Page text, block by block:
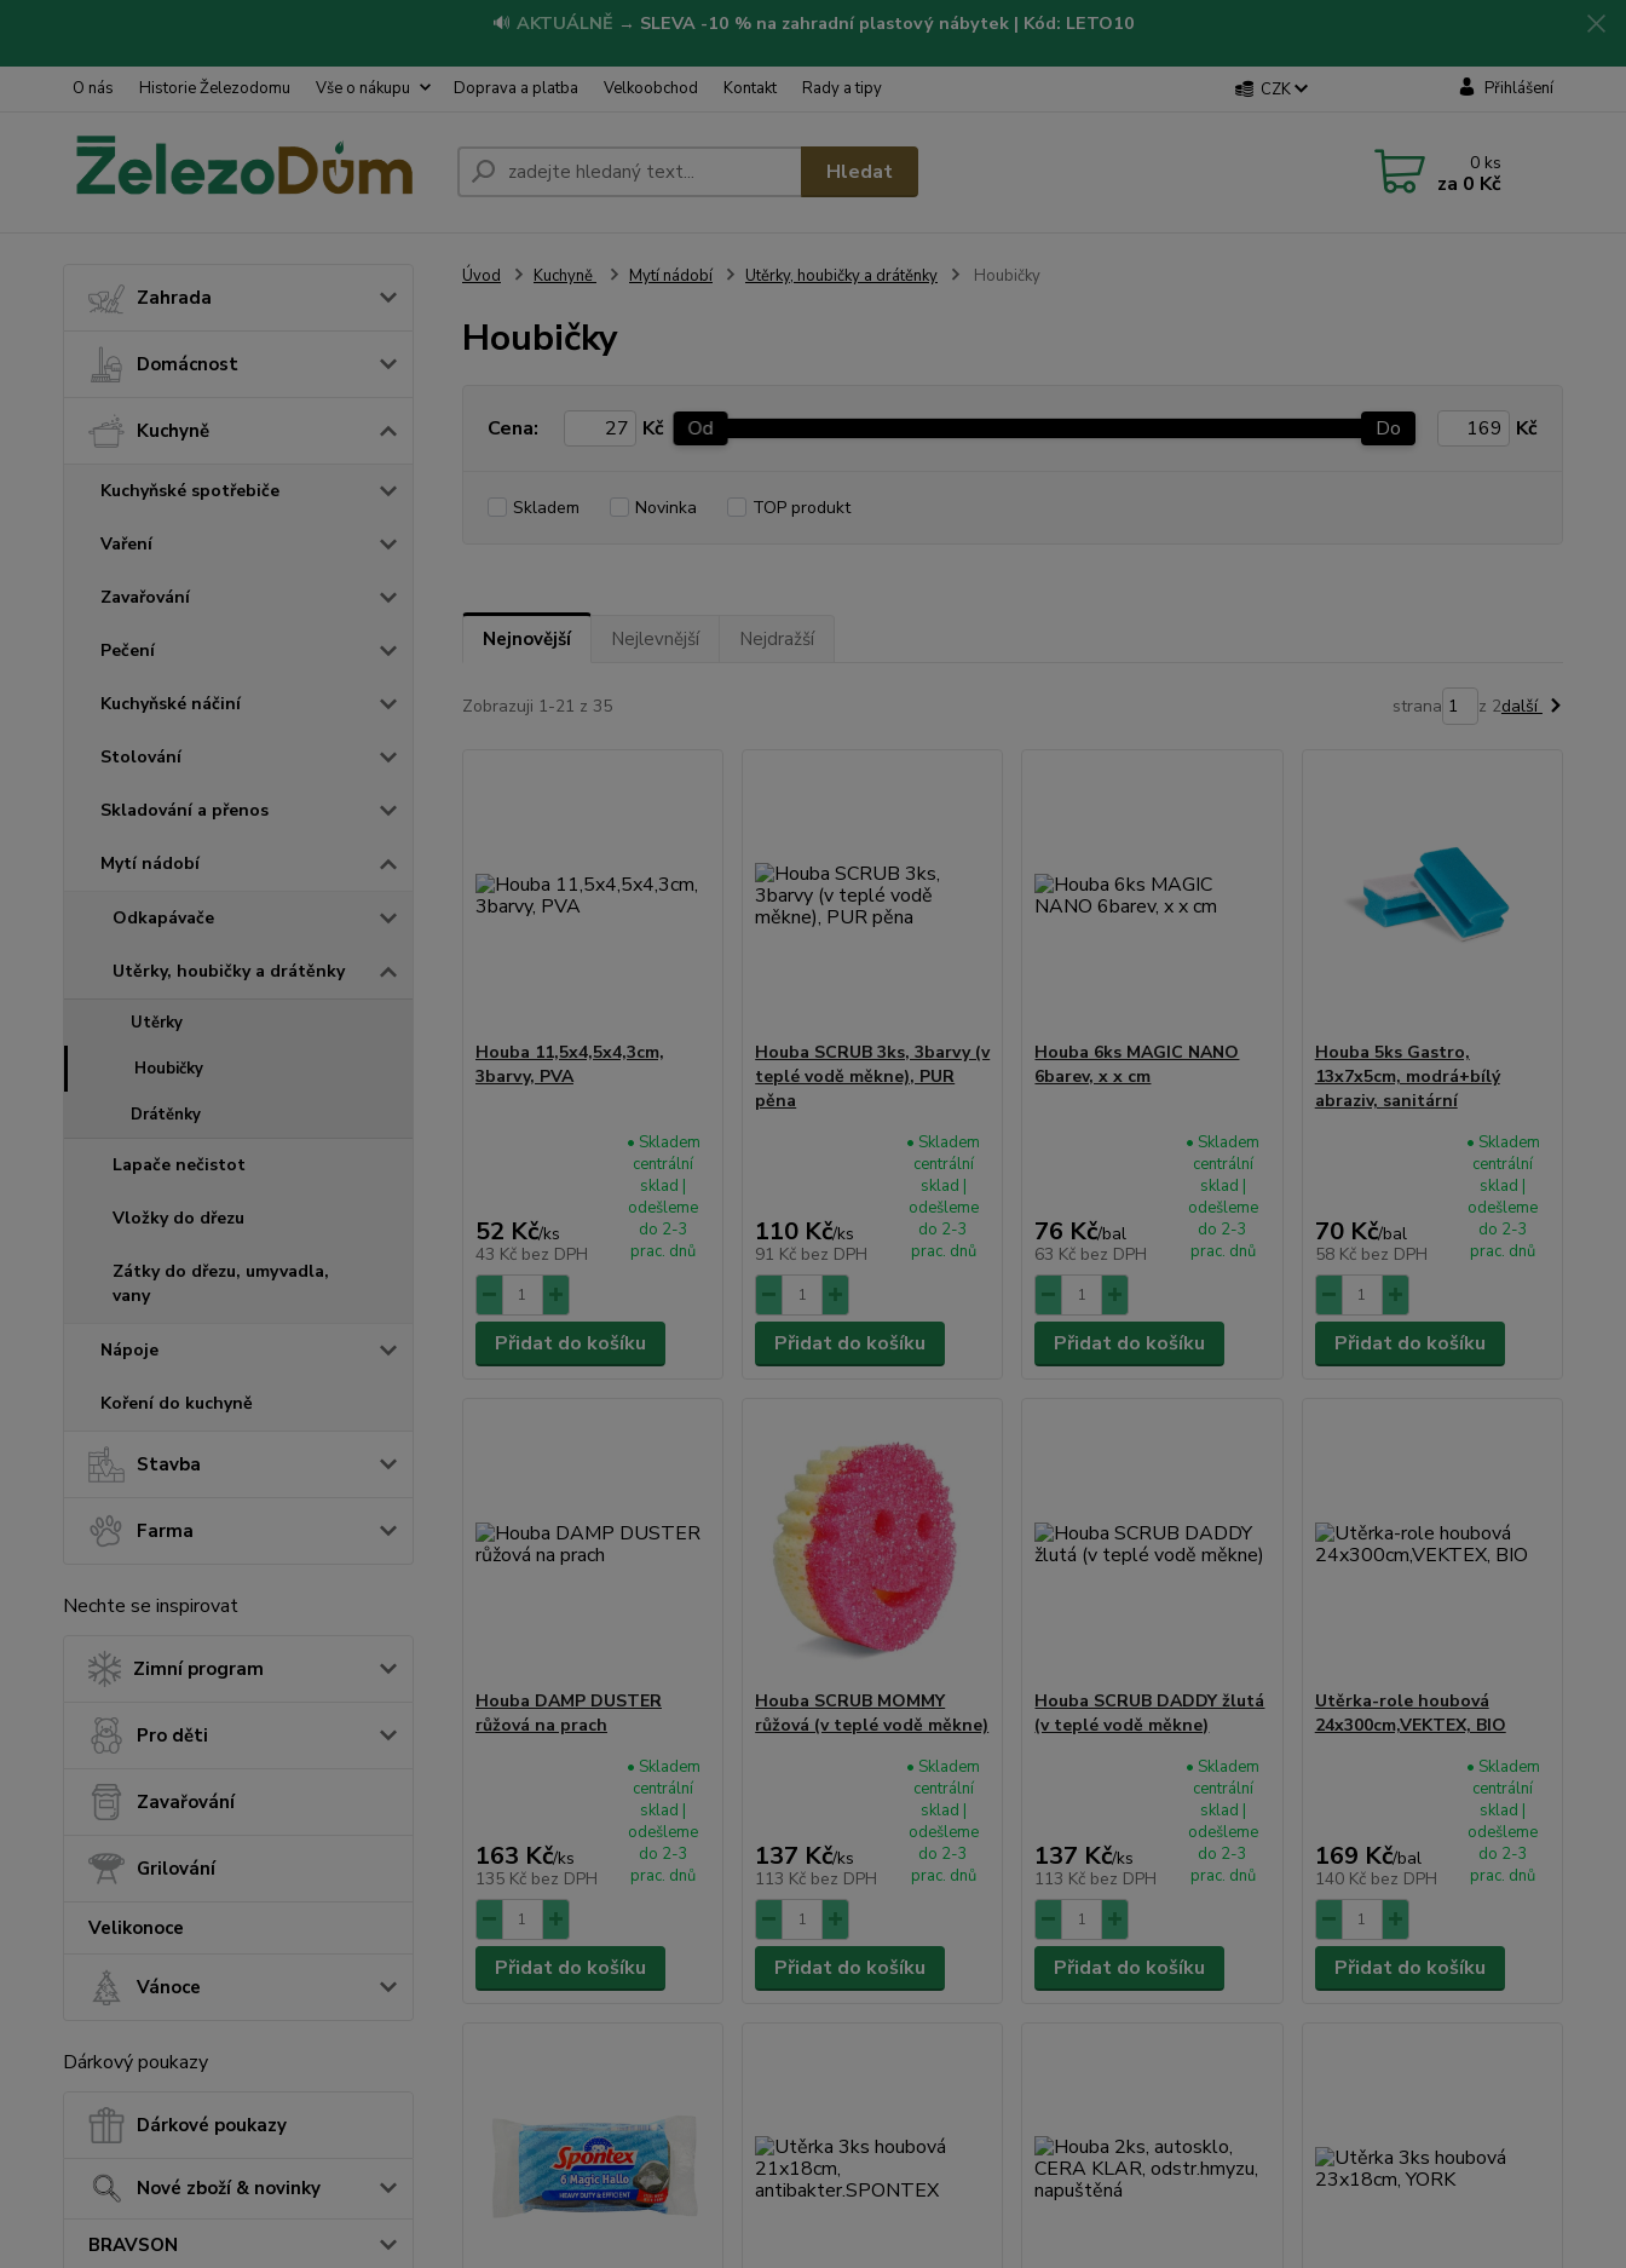
🔊 AKTUÁLNĚ → SLEVA -10 % na zahradní plastový nábytek | Kód: LETO10
O nás Historie Železodomu Vše o nákupu Doprava a platba Velkoobchod Kontakt Rady a tipy CZK Přihlášení
Hledat 0 ks
za 0 Kč
Zahrada
Domácnost
Kuchyně
Kuchyňské spotřebiče
Vaření
Zavařování
Pečení
Kuchyňské náčiní
Stolování
Skladování a přenos
Mytí nádobí
Odkapávače
Utěrky, houbičky a drátěnky
Utěrky
Houbičky
Drátěnky
Lapače nečistot
Vložky do dřezu
Zátky do dřezu, umyvadla,
vany
Nápoje
Koření do kuchyně
Stavba
Farma
Nechte se inspirovat
Zimní program
Pro děti
Zavařování
Grilování
Velikonoce
Vánoce
Dárkový poukazy
Dárkové poukazy
Nové zboží & novinky
BRAVSON
Úvod Kuchyně Mytí nádobí Utěrky, houbičky a drátěnky Houbičky
Houbičky
Cena: Kč Od Do Kč
Skladem Novinka TOP produkt
Nejnovější Nejlevnější Nejdražší
Zobrazuji 1-21 z 35 strana z 2další
Houba 11,5x4,5x4,3cm,
3barvy, PVA
52 Kč/ks
43 Kč bez DPH
• Skladem
centrální
sklad |
odešleme
do 2-3
prac. dnů
Přidat do košíku
Houba SCRUB 3ks, 3barvy (v
teplé vodě měkne), PUR
pěna
110 Kč/ks
91 Kč bez DPH
• Skladem
centrální
sklad |
odešleme
do 2-3
prac. dnů
Přidat do košíku
Houba 6ks MAGIC NANO
6barev, x x cm
76 Kč/bal
63 Kč bez DPH
• Skladem
centrální
sklad |
odešleme
do 2-3
prac. dnů
Přidat do košíku
Houba 5ks Gastro,
13x7x5cm, modrá+bílý
abraziv, sanitární
70 Kč/bal
58 Kč bez DPH
• Skladem
centrální
sklad |
odešleme
do 2-3
prac. dnů
Přidat do košíku
Houba DAMP DUSTER
růžová na prach
163 Kč/ks
135 Kč bez DPH
• Skladem
centrální
sklad |
odešleme
do 2-3
prac. dnů
Přidat do košíku
Houba SCRUB MOMMY
růžová (v teplé vodě měkne)
137 Kč/ks
113 Kč bez DPH
• Skladem
centrální
sklad |
odešleme
do 2-3
prac. dnů
Přidat do košíku
Houba SCRUB DADDY žlutá
(v teplé vodě měkne)
137 Kč/ks
113 Kč bez DPH
• Skladem
centrální
sklad |
odešleme
do 2-3
prac. dnů
Přidat do košíku
Utěrka-role houbová
24x300cm,VEKTEX, BIO
169 Kč/bal
140 Kč bez DPH
• Skladem
centrální
sklad |
odešleme
do 2-3
prac. dnů
Přidat do košíku